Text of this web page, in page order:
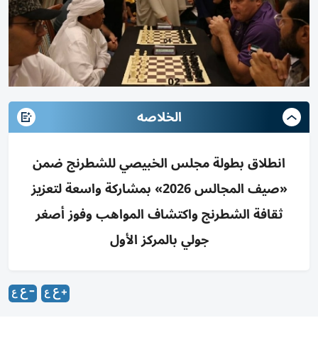
الخلاصه
انطلاق بطولة مجلس الخبيصي للشطرنج ضمن
«صيف المجالس 2026» بمشاركة واسعة لتعزيز
ثقافة الشطرنج واكتشاف المواهب وفوز أصغر
جولي بالمركز الأول